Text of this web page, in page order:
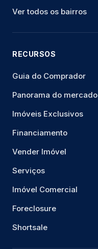
Ver todos os bairros
RECURSOS
Guia do Comprador
Panorama do mercado
Imóveis Exclusivos
Financiamento
Vender Imóvel
Serviços
Imóvel Comercial
Foreclosure
Shortsale